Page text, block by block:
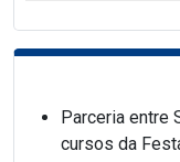
Parceria entre
cursos da